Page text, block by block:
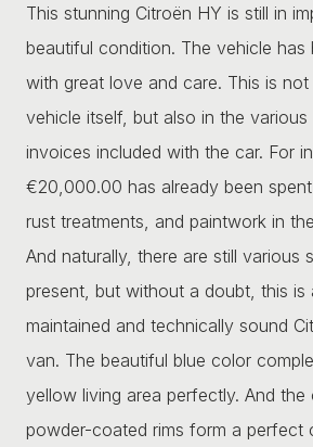
This stunning Citroën HY is still in
beautiful condition. The vehicle has
with great love and care. This is
vehicle itself, but also in the various
invoices included with the car. For
€20,000.00 has already been spent
rust treatments, and paintwork in
And naturally, there are still various
present, but without a doubt, this is
maintained and technically sound
van. The beautiful blue color
yellow living area perfectly. And the
powder-coated rims form a perfect